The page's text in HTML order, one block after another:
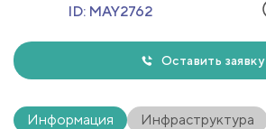
ID: MAY2762
Оставить заявку
Информация Инфраструктура